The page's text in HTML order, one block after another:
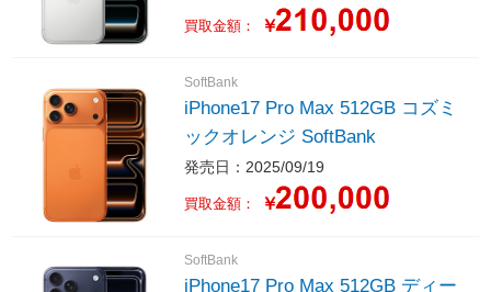
買取金額： ￥
SoftBank
iPhone17 Pro Max 512GB コズミ
ックオレンジ SoftBank
発売日：2025/09/19
買取金額： ￥
SoftBank
iPhone17 Pro Max 512GB ディー